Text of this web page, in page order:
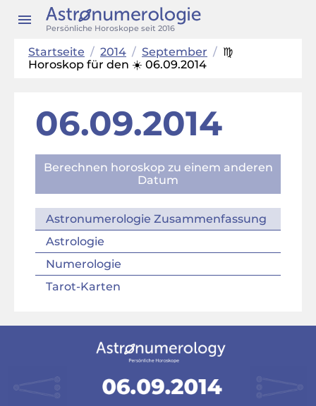
Persönliche Horoskope seit 2016
Startseite / 2014 / September / ♍
Horoskop für den ☀️ 06.09.2014
06.09.2014
Berechnen horoskop zu einem anderen
Datum
Astronumerologie Zusammenfassung
Astrologie
Numerologie
Tarot-Karten